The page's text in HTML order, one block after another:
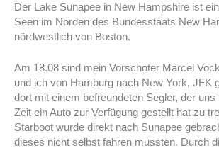
Der Lake Sunapee in New Hampshire ist
Seen im Norden des Bundesstaats New
nördwestlich von Boston.
Am 18.08 sind mein Vorschoter Marcel
und ich von Hamburg nach New York, JFK
dort mit einem befreundeten Segler, der
Zeit ein Auto zur Verfügung gestellt hat zu
Starboot wurde direkt nach Sunapee
dieses nicht selbst fahren mussten. Durch